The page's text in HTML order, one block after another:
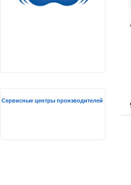
Сервисные центры производителей